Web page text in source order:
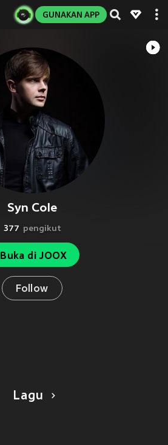
GUNAKAN APP
Syn Cole
377 pengikut
Buka di JOOX
Follow
Lagu